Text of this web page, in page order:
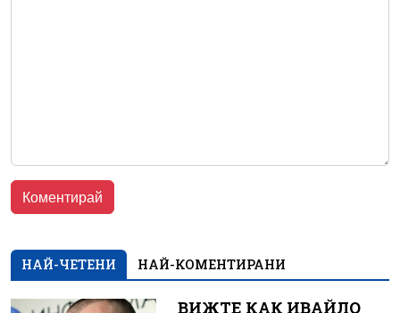
НАЙ-ЧЕТЕНИ НАЙ-КОМЕНТИРАНИ
ВИЖТЕ КАК ИВАЙЛО